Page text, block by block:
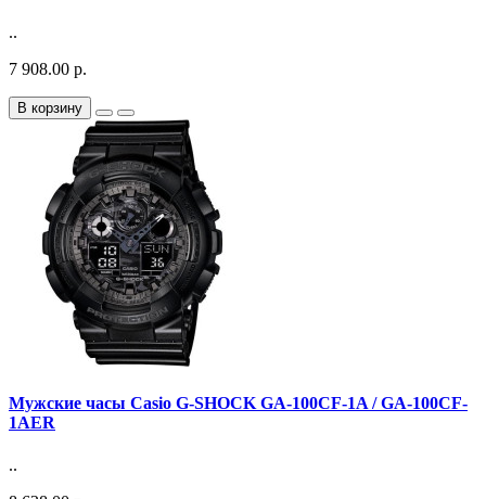
..
7 908.00 р.
В корзину
Мужские часы Casio G-SHOCK GA-100CF-1A / GA-100CF-
1AER
..